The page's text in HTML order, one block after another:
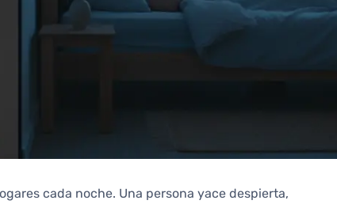
cada noche. Una persona yace despierta,